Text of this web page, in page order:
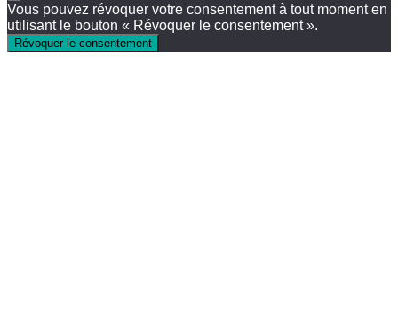
Vous pouvez révoquer votre consentement à tout moment en
utilisant le bouton « Révoquer le consentement ».
Révoquer le consentement